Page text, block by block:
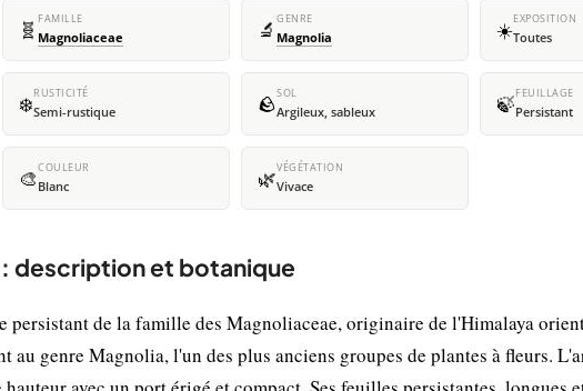
🧬 FAMILLE
Magnoliaceae 🔬 GENRE
Magnolia ☀️EXPOSITION
Toutes
❄️RUSTICITÉ
Semi-rustique 🪨SOL
Argileux, sableux 🍃FEUILLAGE
Persistant
🎨COULEUR
Blanc 🌿VÉGÉTATION
Vivace
description et botanique
persistant de la famille des Magnoliaceae, originaire de l'Himalaya
au genre Magnolia, l'un des plus anciens groupes de plantes à fleurs.